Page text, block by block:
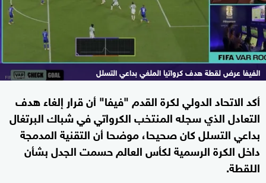
الفيفا عرض لقطة هدف كرواتيا الملغي بداعي التسلل
أكد الاتحاد الدولي لكرة القدم "فيفا" أن قرار إلغاء هدف
التعادل الذي سجله المنتخب الكرواتي في شباك البرتغال
بداعي التسلل كان صحيحا، موضحا أن التقنية المدمجة
داخل الكرة الرسمية لكأس العالم حسمت الجدل بشأن
اللقطة.